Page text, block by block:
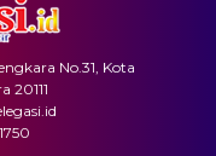
No.31, Kota
20111